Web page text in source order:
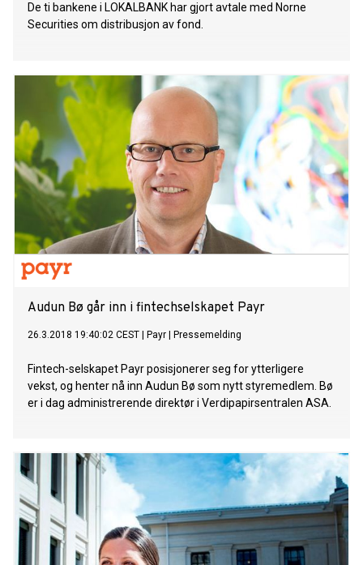
De ti bankene i LOKALBANK har gjort avtale med Norne
Securities om distribusjon av fond.
Audun Bø går inn i fintechselskapet Payr
26.3.2018 19:40:02 CEST Payr Pressemelding
Fintech-selskapet Payr posisjonerer seg for ytterligere
vekst, og henter nå inn Audun Bø som nytt styremedlem. Bø
er i dag administrerende direktør i Verdipapirsentralen ASA.